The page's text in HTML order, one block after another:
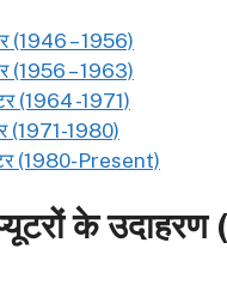
(1946 – 1956)
(1956 – 1963)
(1964 -1971)
(1971-1980)
(1980-Present)
के उदाहरण (